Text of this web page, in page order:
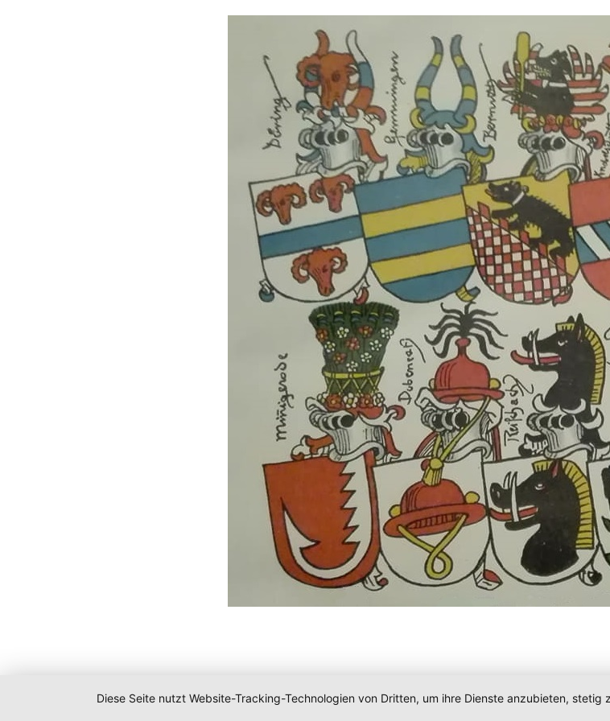
Diese Seite nutzt Website-Tracking-Technologien von Dritten, um ihre Dienste anzubieten,